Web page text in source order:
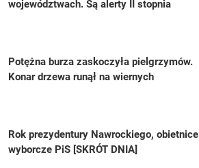
województwach. Są alerty II stopnia
Potężna burza zaskoczyła pielgrzymów.
Konar drzewa runął na wiernych
Rok prezydentury Nawrockiego, obietnice
wyborcze PiS [SKRÓT DNIA]